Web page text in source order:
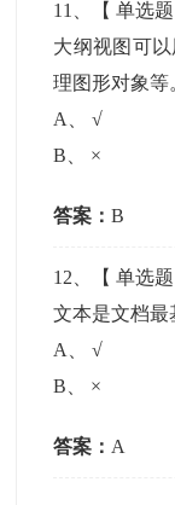
11 、【单选题
大纲视图可
理图形对象等
A
、√
B
×
答案：B
12 、【单选题
文本是文档最
A
、√
B
×
答案： A